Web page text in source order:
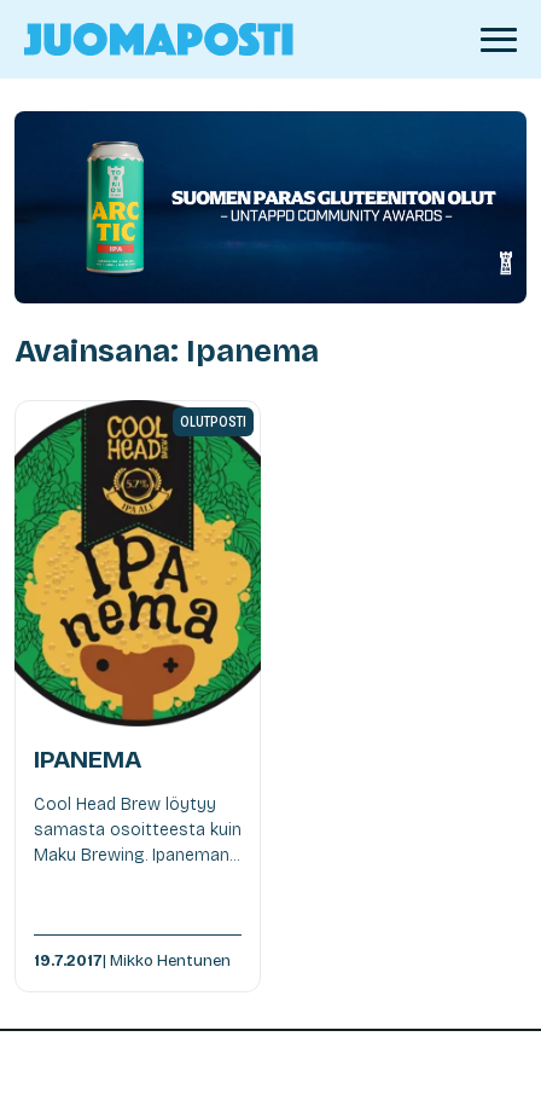
Avainsana: Ipanema
OLUTPOSTI
IPANEMA
Cool Head Brew löytyy
samasta osoitteesta kuin
Maku Brewing. Ipaneman...
19.7.2017| Mikko Hentunen